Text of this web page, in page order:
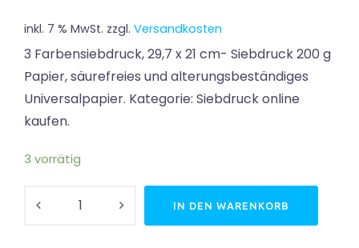
inkl. 7 % MwSt. zzgl. Versandkosten
3 Farbensiebdruck, 29,7 x 21 cm- Siebdruck 200 g
Papier, säurefreies und alterungsbeständiges
Universalpapier. Kategorie: Siebdruck online
kaufen.
3 vorrätig
Taschenwolf
IN DEN WARENKORB